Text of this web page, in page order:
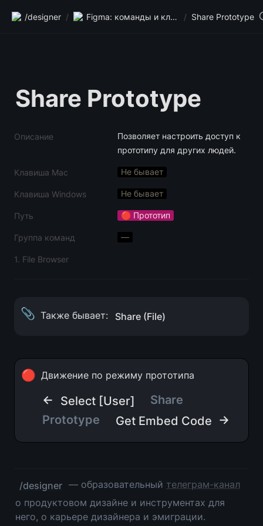
/designer / Figma: команды и клавиши / Share Prototype
Share Prototype
Описание
Позволяет настроить доступ к
прототипу для других людей.
Клавиша Mac Не бывает
Клавиша Windows Не бывает
Путь 🔴 Прототип
Группа команд —
1. File Browser
📎 Также бывает: Share (File)
🔴 Движение по режиму прототипа
← Select [User]
Share
Prototype
Get Embed Code →
/designer — образовательный телеграм-канал
о продуктовом дизайне и инструментах для
него, о карьере дизайнера и эмиграции.